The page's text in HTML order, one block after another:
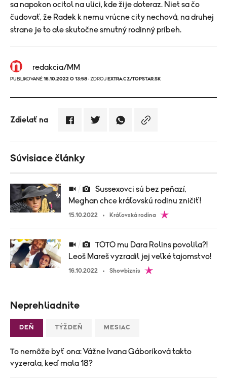
sa napokon ocitol na ulici, kde žije doteraz. Niet sa čo
čudovať, že Radek k nemu vrúcne city nechová, na druhej
strane je to ale skutočne smutný rodinný príbeh.
redakcia/MM
PUBLIKOVANÉ 16.10.2022 O 13:58 · ZDROJ EXTRA.CZ/TOPSTAR.SK
Zdielať na
Súvisiace články
Meghan chce kráľovskú rodinu zničiť!
15.10.2022 Kráľovská rodina
Leoš Mareš vyzradil jej veľké tajomstvo!
16.10.2022 Showbiznis
Neprehliadnite
DEŇ TÝŽDEŇ MESIAC
To nemôže byť ona: Vážne Ivana Gáboríková takto
vyzerala, keď mala 18?